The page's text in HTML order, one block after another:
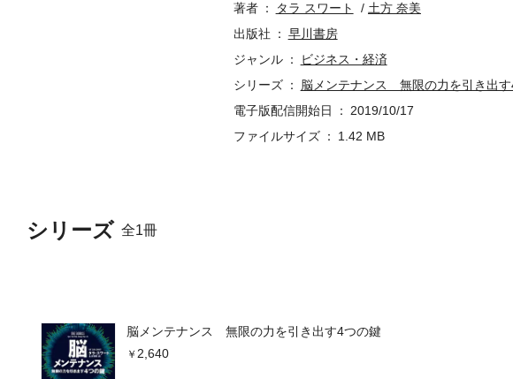
シリーズ 全1冊
脳メンテナンス 無限の力を引き出す4つの鍵
2,640
著者
タラ スワート
土方 奈美
出版社
早川書房
ジャンル
ビジネス・経済
シリーズ
脳メンテナンス 無限の力を引き出す
電子版配信開始日
2019/10/17
ファイルサイズ
1.42 MB